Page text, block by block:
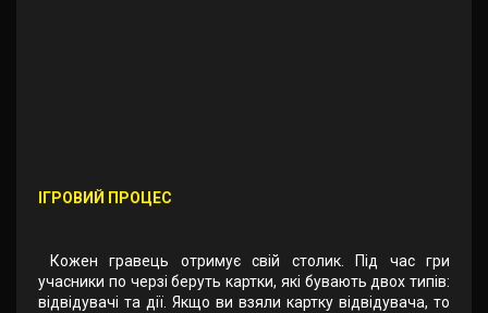
ІГРОВИЙ ПРОЦЕС
Кожен гравець отримує свій столик. Під час гри
учасники по черзі беруть картки, які бувають двох типів:
відвідувачі та дії. Якщо ви взяли картку відвідувача, то